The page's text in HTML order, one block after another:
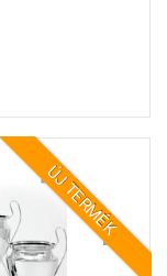
ÚJ TERMÉK